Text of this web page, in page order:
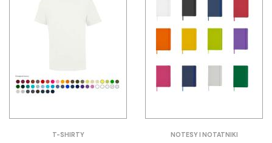
T-SHIRTY NOTESY I NOTATNIKI